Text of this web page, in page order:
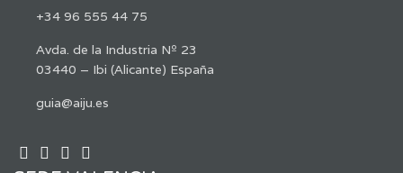
+34 96 555 44 75
Avda. de la Industria Nº 23
03440 – Ibi (Alicante) España
guia@aiju.es